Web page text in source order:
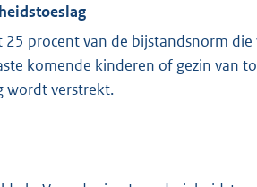
procent van de bijstandsnorm
komende kinderen of gezin van
wordt verstrekt.